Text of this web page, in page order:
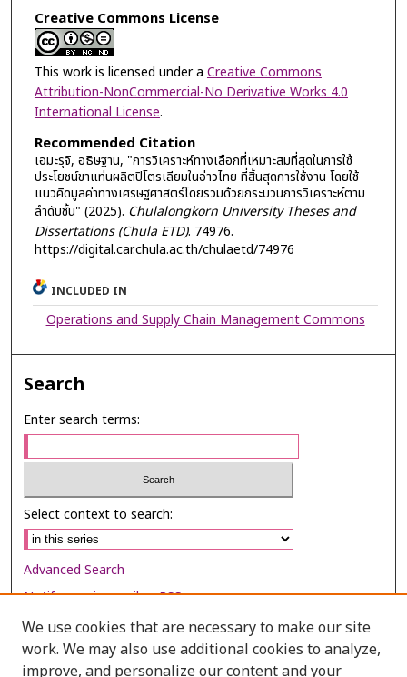
Creative Commons License
This work is licensed under a Creative Commons
Attribution-NonCommercial-No Derivative Works 4.0
International License.
Recommended Citation
เอมะรุจิ, อธิษฐาน, "การวิเคราะห์ทางเลือกที่เหมาะสมที่สุดในการใช้
ประโยชน์ขาแท่นผลิตปิโตรเลียมในอ่าวไทย ที่สิ้นสุดการใช้งาน โดยใช้
แนวคิดมูลค่าทางเศรษฐศาสตร์โดยรวมด้วยกระบวนการวิเคราะห์ตาม
ลำดับชั้น" (2025). Chulalongkorn University Theses and
Dissertations (Chula ETD). 74976.
https://digital.car.chula.ac.th/chulaetd/74976
INCLUDED IN
Operations and Supply Chain Management Commons
Search
Enter search terms:
Select context to search:
Advanced Search
Notify me via email orRSS
Browse
Collections
We use cookies that are necessary to make our site
work. We may also use additional cookies to analyze,
improve, and personalize our content and your